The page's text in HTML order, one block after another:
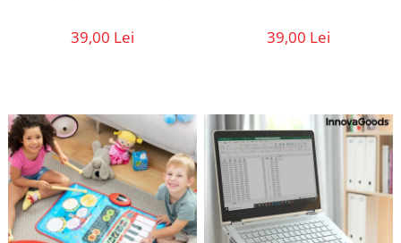
39,00 Lei 39,00 Lei